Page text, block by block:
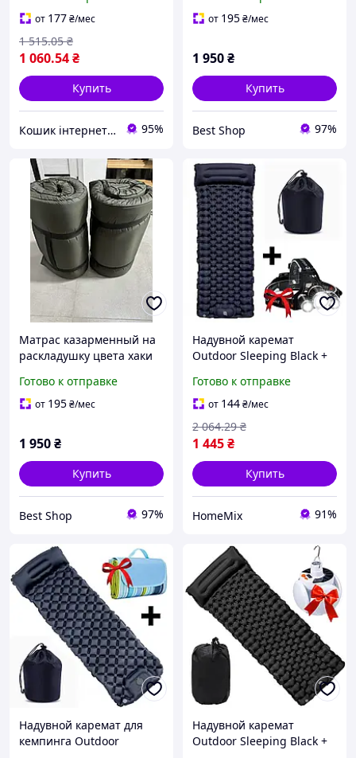
Черный
от 177₴/мес
1 060.54₴
1 515.05 ₴
Купить
Кошик інтернет магазин 95%
кемпинга, матрас. BS
от 195₴/мес
1 950₴
Купить
Best Shop 97%
Матрас казарменный на
раскладушку цвета хаки
военных армии зуда
кемпинга, матрас. BS
Готово к отправке
от 195₴/мес
1 950₴
Купить
Best Shop 97%
Надувной каремат
Outdoor Sleeping Black +
Т6 / Матрас для кемпинга
Готово к отправке
от 144₴/мес
1 445₴
2 064.29 ₴
Купить
HomeMix 91%
Надувной каремат для
кемпинга Outdoor
Надувной каремат
Outdoor Sleeping Black +